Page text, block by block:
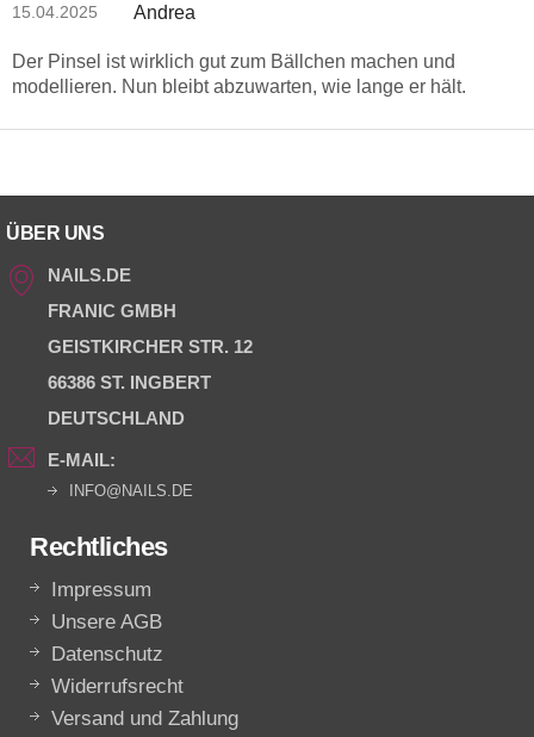
15.04.2025 Andrea
Der Pinsel ist wirklich gut zum Bällchen machen und
modellieren. Nun bleibt abzuwarten, wie lange er hält.
ÜBER UNS
NAILS.DE
FRANIC GMBH
GEISTKIRCHER STR. 12
66386 ST. INGBERT
DEUTSCHLAND
E-MAIL:
INFO@NAILS.DE
Rechtliches
Impressum
Unsere AGB
Datenschutz
Widerrufsrecht
Versand und Zahlung